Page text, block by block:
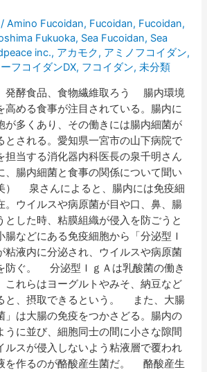
/Amino Fucoidan, Fucoidan, Fucoidan,
Fukuoka, Sea Fucoidan, Sea
inc., アカモク, アミノフコイダン,
フコイダンDX, フコイダン,未分類
発酵食品、食物繊維取ろう 腸内環境
高める食事が注目されている。腸内に
が多くあり、その働きには腸内細菌が
とされる。愛知県一宮市の山下病院で
担当する消化器内科医長の泉千明さん
、腸内細菌と食事の関係について聞い
） 泉さんによると、腸内には免疫細
。ウイルスや病原菌が目や口、鼻、腸
とした時、粘膜組織が侵入を防ごうと
腸などにある免疫細胞から「分泌型Ｉ
粘液内に分泌され、ウイルスや病原菌
防ぐ。 分泌型ＩｇＡは乳酸菌の働き
これらはヨーグルトやみそ、納豆など
と、摂取できるという。 また、大腸
」は大腸の免疫をつかさどる。腸内の
うに並び、細胞同士の間に小さな隙間
ルスが侵入しないよう粘液層で覆われ
を作るのが酪酸産生菌だ。 酪酸産生